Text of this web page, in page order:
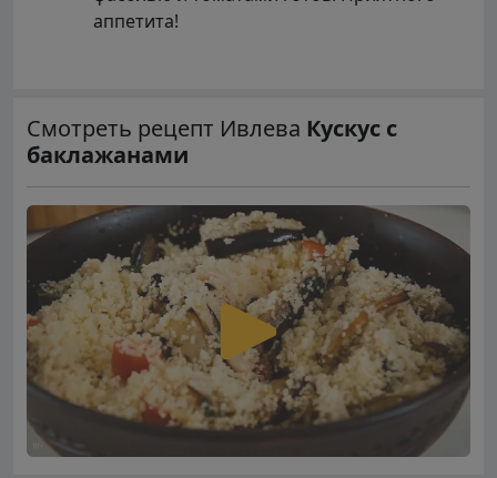
аппетита!
Смотреть рецепт Ивлева Кускус с
баклажанами